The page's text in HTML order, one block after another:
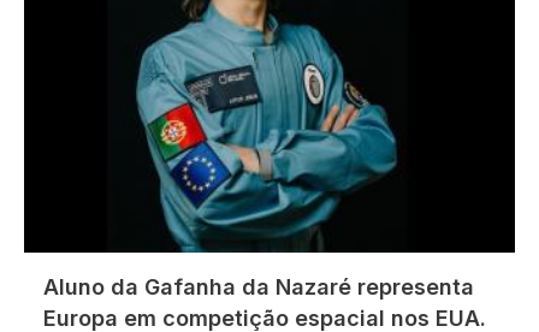
Aluno da Gafanha da Nazaré representa
Europa em competição espacial nos EUA.